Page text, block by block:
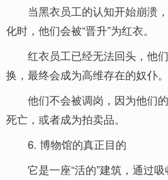
当黑衣员工的认知开始崩溃
化时，他们会被“晋升”为红衣。
红衣员工已经无法回头，他
换，最终会成为高维存在的奴仆。
他们不会被调岗，因为他
死亡，或者成为拍卖品。
6. 博物馆的真正目的
它是一座“活的”建筑，通过